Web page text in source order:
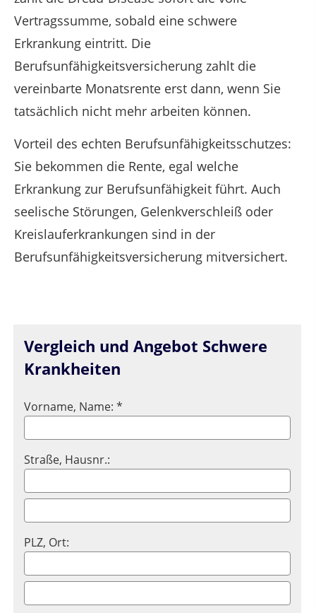
Vertragssumme, sobald eine schwere
Erkrankung eintritt. Die
Berufsunfähigkeitsversicherung zahlt die
vereinbarte Monatsrente erst dann, wenn Sie
tatsächlich nicht mehr arbeiten können.
Vorteil des echten Berufsunfähigkeitsschutzes:
Sie bekommen die Rente, egal welche
Erkrankung zur Berufsunfähigkeit führt. Auch
seelische Störungen, Gelenkverschleiß oder
Kreislauferkrankungen sind in der
Berufsunfähigkeitsversicherung mitversichert.
Vergleich und Angebot Schwere
Krankheiten
Vorname, Name: *
Straße, Hausnr.:
PLZ, Ort: